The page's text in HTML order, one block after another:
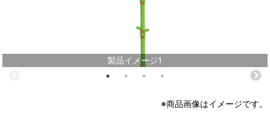
製品イメージ1
※商品画像はイメージです。